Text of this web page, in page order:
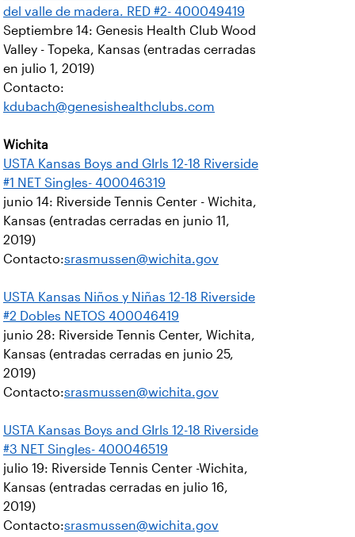
del valle de madera. RED #2- 400049419
Septiembre 14: Genesis Health Club Wood
Valley - Topeka, Kansas (entradas cerradas
en julio 1, 2019)
Contacto:
kdubach@genesishealthclubs.com
Wichita
USTA Kansas Boys and GIrls 12-18 Riverside
#1 NET Singles- 400046319
junio 14: Riverside Tennis Center - Wichita,
Kansas (entradas cerradas en junio 11,
2019)
Contacto:srasmussen@wichita.gov
USTA Kansas Niños y Niñas 12-18 Riverside
#2 Dobles NETOS 400046419
junio 28: Riverside Tennis Center, Wichita,
Kansas (entradas cerradas en junio 25,
2019)
Contacto:srasmussen@wichita.gov
USTA Kansas Boys and GIrls 12-18 Riverside
#3 NET Singles- 400046519
julio 19: Riverside Tennis Center -Wichita,
Kansas (entradas cerradas en julio 16,
2019)
Contacto:srasmussen@wichita.gov